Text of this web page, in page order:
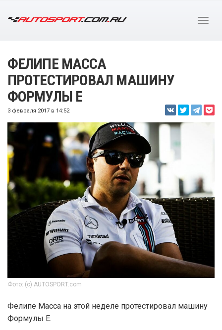
ФЕЛИПЕ МАССА
ПРОТЕСТИРОВАЛ МАШИНУ
ФОРМУЛЫ E
3 февраля 2017 в 14:52
Фото: (c) AUTOSPORT.com
Фелипе Масса на этой неделе протестировал машину
Формулы E.